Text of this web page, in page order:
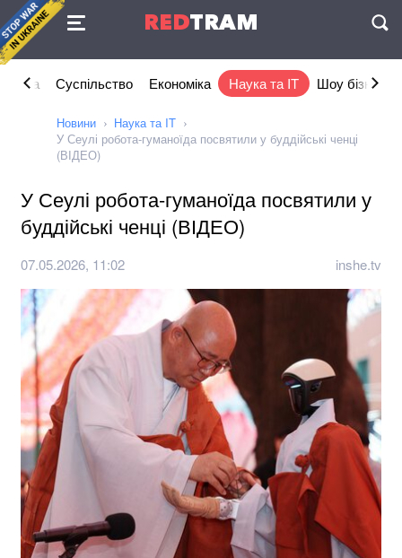
REDTRAM
Угода
Суспільство Економіка Наука та IT Шоу бізнес
Новини
Наука та IT
У Сеулі робота-гуманоїда посвятили у буддійські ченці
(ВІДЕО)
У Сеулі робота-гуманоїда посвятили у
буддійські ченці (ВІДЕО)
07.05.2026, 11:02 inshe.tv